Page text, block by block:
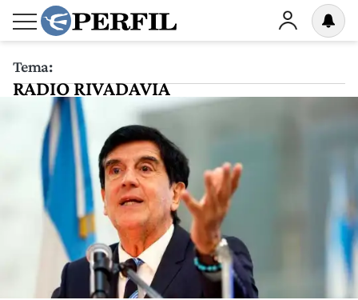
Tema:
RADIO RIVADAVIA